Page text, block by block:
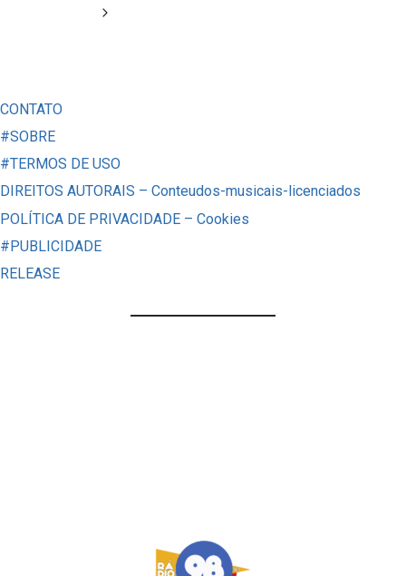
TRAUMA
HISTÓRICO
Página
CONTATO
#SOBRE
#TERMOS DE USO
DIREITOS AUTORAIS – Conteudos-musicais-licenciados
POLÍTICA DE PRIVACIDADE – Cookies
#PUBLICIDADE
RELEASE